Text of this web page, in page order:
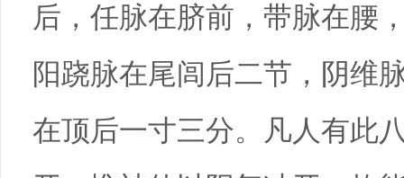
后，任脉在脐前，带脉在腰
阳跷脉在尾闾后二节，阴维
在顶后一寸三分。凡人有此